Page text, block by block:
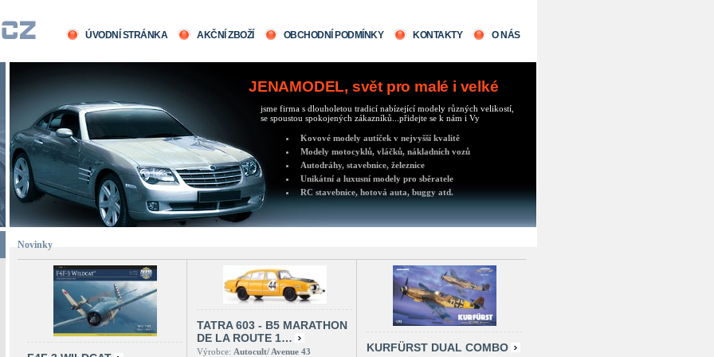
ÚVODNÍ STRÁNKA AKČNÍ ZBOŽÍ OBCHODNÍ PODMÍNKY KONTAKTY O NÁS
JENAMODEL, svět pro malé i velké
jsme firma s dlouholetou tradicí nabízející modely různých velikostí,
se spoustou spokojených zákazníků...přidejte se k nám i Vy
Kovové modely autíček v nejvyšší kvalitě
Modely motocyklů, vláčků, nákladních vozů
Autodráhy, stavebnice, železnice
Unikátní a luxusní modely pro sběratele
RC stavebnice, hotová auta, buggy atd.
Novinky
TATRA 603 - B5 MARATHON
DE LA ROUTE 1…
Výrobce: Autocult/ Avenue 43 KURFÜRST DUAL COMBO